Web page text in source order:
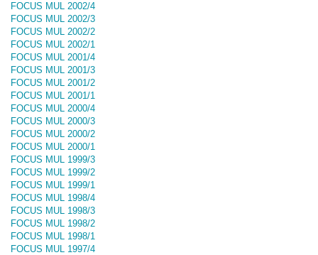
FOCUS MUL 2002/4
FOCUS MUL 2002/3
FOCUS MUL 2002/2
FOCUS MUL 2002/1
FOCUS MUL 2001/4
FOCUS MUL 2001/3
FOCUS MUL 2001/2
FOCUS MUL 2001/1
FOCUS MUL 2000/4
FOCUS MUL 2000/3
FOCUS MUL 2000/2
FOCUS MUL 2000/1
FOCUS MUL 1999/3
FOCUS MUL 1999/2
FOCUS MUL 1999/1
FOCUS MUL 1998/4
FOCUS MUL 1998/3
FOCUS MUL 1998/2
FOCUS MUL 1998/1
FOCUS MUL 1997/4